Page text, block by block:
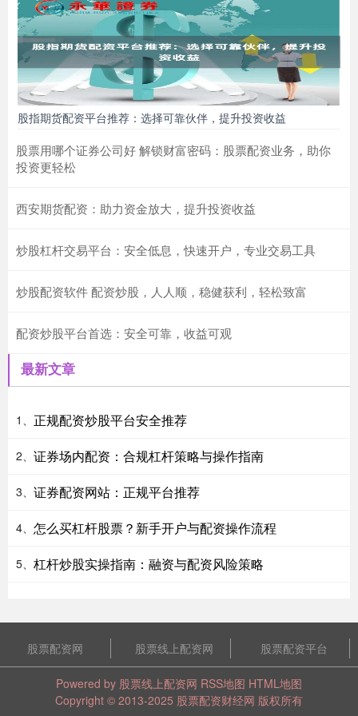
股指期货配资平台推荐：选择可靠伙伴，提升投资收益
股票用哪个证券公司好 解锁财富密码：股票配资业务，助你
投资更轻松
西安期货配资：助力资金放大，提升投资收益
炒股杠杆交易平台：安全低息，快速开户，专业交易工具
炒股配资软件 配资炒股，人人顺，稳健获利，轻松致富
配资炒股平台首选：安全可靠，收益可观
最新文章
1、 正规配资炒股平台安全推荐
2、 证券场内配资：合规杠杆策略与操作指南
3、 证券配资网站：正规平台推荐
4、 怎么买杠杆股票？新手开户与配资操作流程
5、 杠杆炒股实操指南：融资与配资风险策略
股票配资网 股票线上配资网 股票配资平台
Powered by 股票线上配资网 RSS地图 HTML地图
Copyright © 2013-2025 股票配资财经网 版权所有